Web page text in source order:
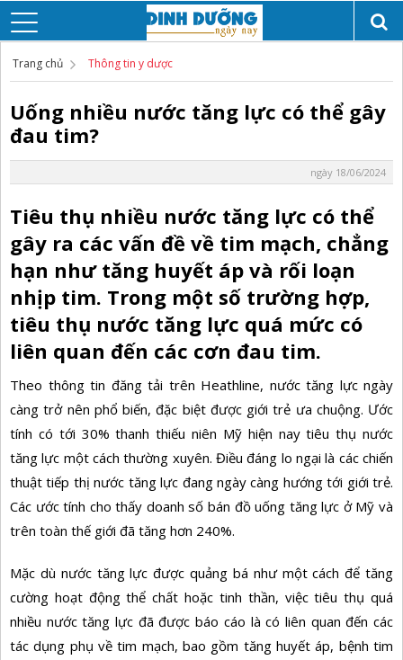
Trang chủ Thông tin y dược
Uống nhiều nước tăng lực có thể gây
đau tim?
ngày 18/06/2024
Tiêu thụ nhiều nước tăng lực có thể
gây ra các vấn đề về tim mạch, chẳng
hạn như tăng huyết áp và rối loạn
nhịp tim. Trong một số trường hợp,
tiêu thụ nước tăng lực quá mức có
liên quan đến các cơn đau tim.
Theo thông tin đăng tải trên Heathline, nước tăng lực ngày
càng trở nên phổ biến, đặc biệt được giới trẻ ưa chuộng. Ước
tính có tới 30% thanh thiếu niên Mỹ hiện nay tiêu thụ nước
tăng lực một cách thường xuyên. Điều đáng lo ngại là các chiến
thuật tiếp thị nước tăng lực đang ngày càng hướng tới giới trẻ.
Các ước tính cho thấy doanh số bán đồ uống tăng lực ở Mỹ và
trên toàn thế giới đã tăng hơn 240%.
Mặc dù nước tăng lực được quảng bá như một cách để tăng
cường hoạt động thể chất hoặc tinh thần, việc tiêu thụ quá
nhiều nước tăng lực đã được báo cáo là có liên quan đến các
tác dụng phụ về tim mạch, bao gồm tăng huyết áp, bệnh tim